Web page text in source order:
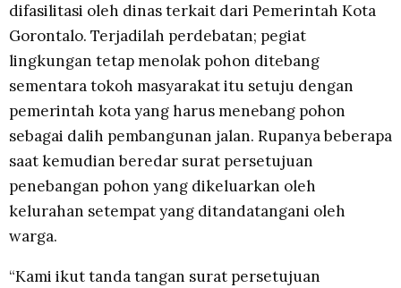
difasilitasi oleh dinas terkait dari Pemerintah Kota
Gorontalo. Terjadilah perdebatan; pegiat
lingkungan tetap menolak pohon ditebang
sementara tokoh masyarakat itu setuju dengan
pemerintah kota yang harus menebang pohon
sebagai dalih pembangunan jalan. Rupanya beberapa
saat kemudian beredar surat persetujuan
penebangan pohon yang dikeluarkan oleh
kelurahan setempat yang ditandatangani oleh
warga.
“Kami ikut tanda tangan surat persetujuan